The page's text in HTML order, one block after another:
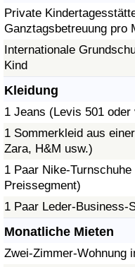
Private
Ganztagsbetreuung pro
Internationale
Kind
Kleidung
1 Jeans (Levis 501 oder
1 Sommerkleid aus
Zara, H&M usw.)
1 Paar Nike-
Preissegment)
1 Paar Leder-Business-
Monatliche Mieten
Zwei-Zimmer-Wohnung